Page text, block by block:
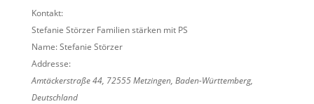
Kontakt:
Stefanie Störzer Familien stärken mit PS
Name:Stefanie Störzer
Addresse:
Amtäckerstraße 44, 72555Metzingen, Baden-Württemberg,
Deutschland